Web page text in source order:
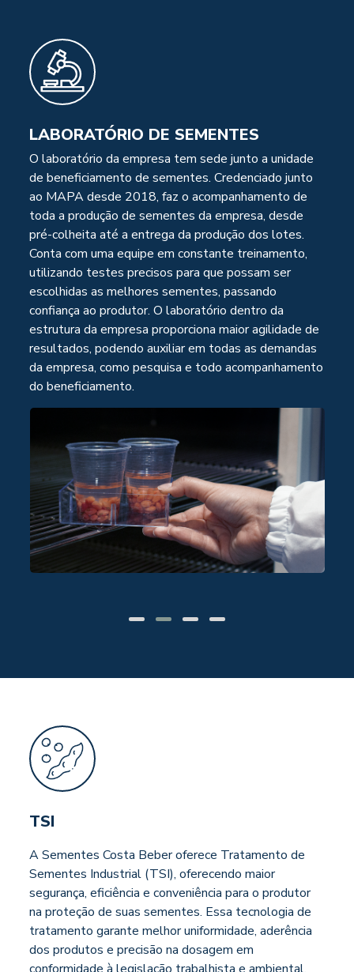
LABORATÓRIO DE SEMENTES
O laboratório da empresa tem sede junto a unidade
de beneficiamento de sementes. Credenciado junto
ao MAPA desde 2018, faz o acompanhamento de
toda a produção de sementes da empresa, desde
pré-colheita até a entrega da produção dos lotes.
Conta com uma equipe em constante treinamento,
utilizando testes precisos para que possam ser
escolhidas as melhores sementes, passando
confiança ao produtor. O laboratório dentro da
estrutura da empresa proporciona maior agilidade de
resultados, podendo auxiliar em todas as demandas
da empresa, como pesquisa e todo acompanhamento
do beneficiamento.
TSI
A Sementes Costa Beber oferece Tratamento de
Sementes Industrial (TSI), oferecendo maior
segurança, eficiência e conveniência para o produtor
na proteção de suas sementes. Essa tecnologia de
tratamento garante melhor uniformidade, aderência
dos produtos e precisão na dosagem em
conformidade à legislação trabalhista e ambiental.